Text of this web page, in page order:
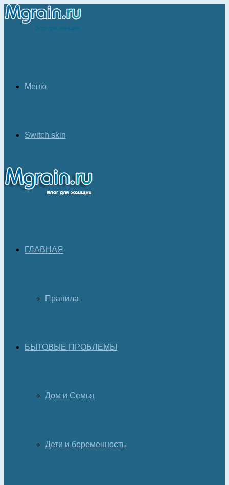
Меню
Switch skin
ГЛАВНАЯ
Правила
БЫТОВЫЕ ПРОБЛЕМЫ
Дом и Семья
Дети и беременность